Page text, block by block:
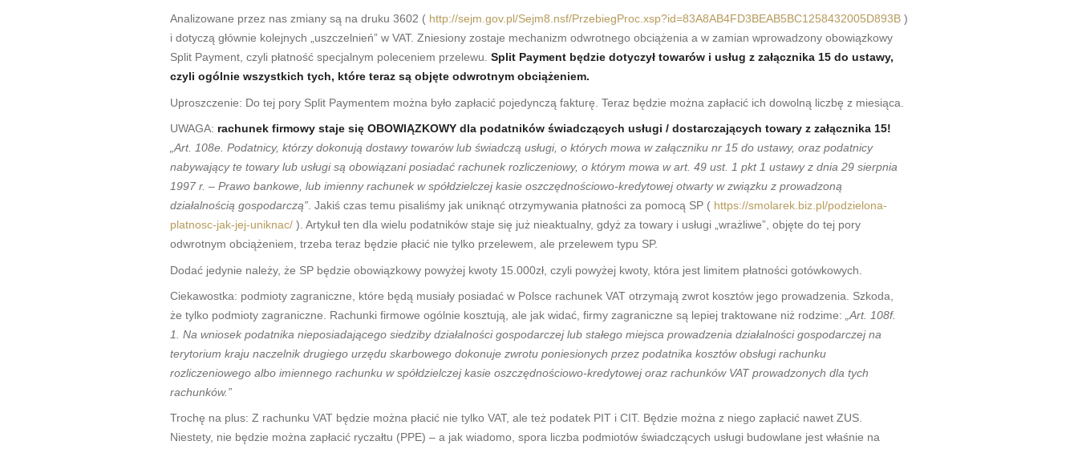
Analizowane przez nas zmiany są na druku 3602 ( http://sejm.gov.pl/Sejm8.nsf/PrzebiegProc.xsp?id=83A8AB4FD3BEAB5BC1258432005D893B )
i dotyczą głównie kolejnych „uszczelnień” w VAT. Zniesiony zostaje mechanizm odwrotnego obciążenia a w zamian wprowadzony obowiązkowy
Split Payment, czyli płatność specjalnym poleceniem przelewu. Split Payment będzie dotyczył towarów i usług z załącznika 15 do ustawy,
czyli ogólnie wszystkich tych, które teraz są objęte odwrotnym obciążeniem.
Uproszczenie: Do tej pory Split Paymentem można było zapłacić pojedynczą fakturę. Teraz będzie można zapłacić ich dowolną liczbę z miesiąca.
UWAGA: rachunek firmowy staje się OBOWIĄZKOWY dla podatników świadczących usługi / dostarczających towary z załącznika 15!
„Art. 108e. Podatnicy, którzy dokonują dostawy towarów lub świadczą usługi, o których mowa w załączniku nr 15 do ustawy, oraz podatnicy
nabywający te towary lub usługi są obowiązani posiadać rachunek rozliczeniowy, o którym mowa w art. 49 ust. 1 pkt 1 ustawy z dnia 29 sierpnia
1997 r. – Prawo bankowe, lub imienny rachunek w spółdzielczej kasie oszczędnościowo-kredytowej otwarty w związku z prowadzoną
działalnością gospodarczą” . Jakiś czas temu pisaliśmy jak uniknąć otrzymywania płatności za pomocą SP ( https://smolarek.biz.pl/podzielona-
platnosc-jak-jej-uniknac/ ). Artykuł ten dla wielu podatników staje się już nieaktualny, gdyż za towary i usługi „wrażliwe”, objęte do tej pory
odwrotnym obciążeniem, trzeba teraz będzie płacić nie tylko przelewem, ale przelewem typu SP.
Dodać jedynie należy, że SP będzie obowiązkowy powyżej kwoty 15.000zł, czyli powyżej kwoty, która jest limitem płatności gotówkowych.
Ciekawostka: podmioty zagraniczne, które będą musiały posiadać w Polsce rachunek VAT otrzymają zwrot kosztów jego prowadzenia. Szkoda,
że tylko podmioty zagraniczne. Rachunki firmowe ogólnie kosztują, ale jak widać, firmy zagraniczne są lepiej traktowane niż rodzime:
„Art. 108f.
1. Na wniosek podatnika nieposiadającego siedziby działalności gospodarczej lub stałego miejsca prowadzenia działalności gospodarczej na
terytorium kraju naczelnik drugiego urzędu skarbowego dokonuje zwrotu poniesionych przez podatnika kosztów obsługi rachunku
rozliczeniowego albo imiennego rachunku w spółdzielczej kasie oszczędnościowo-kredytowej oraz rachunków VAT prowadzonych dla tych
rachunków.”
Trochę na plus: Z rachunku VAT będzie można płacić nie tylko VAT, ale też podatek PIT i CIT. Będzie można z niego zapłacić nawet ZUS.
Niestety, nie będzie można zapłacić ryczałtu (PPE) – a jak wiadomo, spora liczba podmiotów świadczących usługi budowlane jest właśnie na